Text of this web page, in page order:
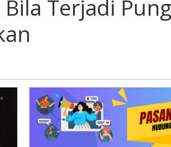
Bila
Pungli
Segera
Terjadi